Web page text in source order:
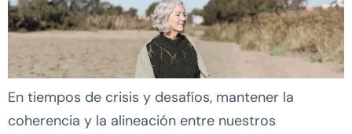
En tiempos de crisis y desafíos, mantener la
coherencia y la alineación entre nuestros